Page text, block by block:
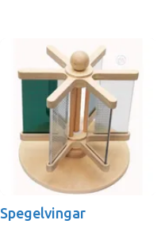
Spegelvingar